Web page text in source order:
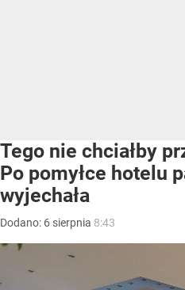
Tego nie chciałby
Po pomyłce hotelu
wyjechała
Dodano: 6 sierpnia 8:43